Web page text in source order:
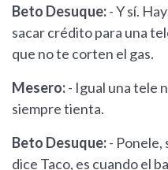
Beto Desuque:- Y sí.
sacar crédito para una
que no te corten el gas.
Mesero:- Igual una tele
siempre tienta.
Beto Desuque:- Ponele,
dice Taco, es cuando el